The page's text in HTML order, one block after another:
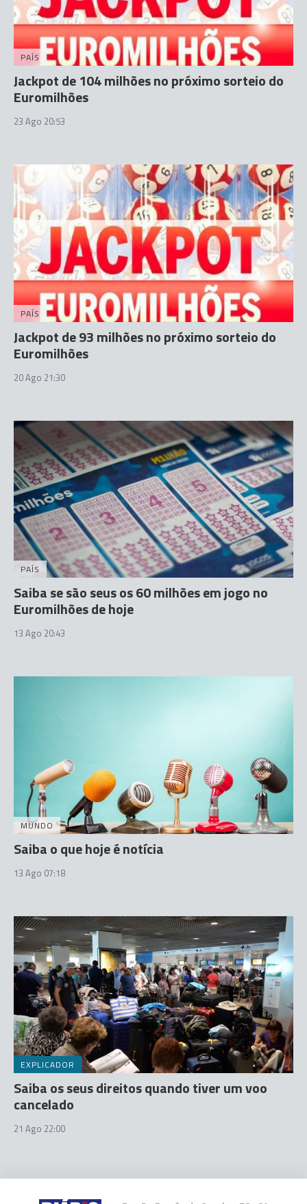
PAÍS
Jackpot de 104 milhões no próximo sorteio do
Euromilhões
23 Ago 20:53
PAÍS
Jackpot de 93 milhões no próximo sorteio do
Euromilhões
20 Ago 21:30
PAÍS
Saiba se são seus os 60 milhões em jogo no
Euromilhões de hoje
13 Ago 20:43
MUNDO
Saiba o que hoje é notícia
13 Ago 07:18
EXPLICADOR
Saiba os seus direitos quando tiver um voo
cancelado
21 Ago 22:00